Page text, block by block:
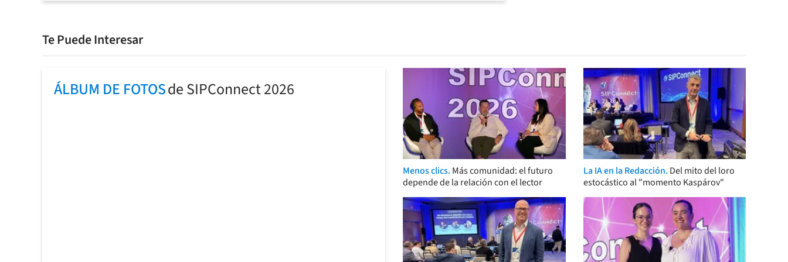
Te Puede Interesar
ÁLBUM DE FOTOSde SIPConnect 2026
Menos clics. Más comunidad: el futuro
depende de la relación con el lector
La IA en la Redacción. Del mito del loro
estocástico al "momento Kaspárov"